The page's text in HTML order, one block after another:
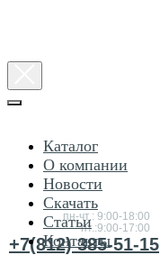
Консультация
по товарам
пн-чт.: 9:00-18:00
пт.:9:00-17:00
+7(812) 385-51-15
Каталог
О компании
Новости
Скачать
Статьи
Контакты